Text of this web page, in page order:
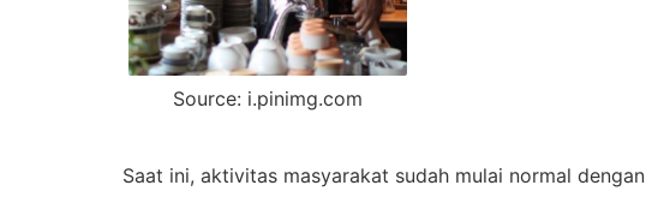
Source: i.pinimg.com
Saat ini, aktivitas masyarakat sudah mulai normal